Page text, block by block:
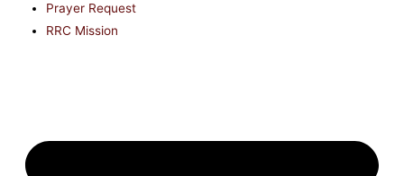
Prayer Request
RRC Mission